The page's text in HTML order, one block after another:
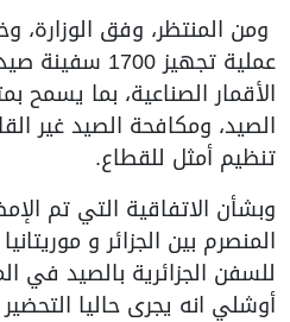
ومن المنتظر، وفق الوزارة،
عملية تجهيز
الأقمار الصناعية، بما يسمح
الصيد، ومكافحة الصيد غير
تنظيم أمثل للقطاع.
وبشأن الاتفاقية التي تم
المنصرم بين الجزائر و
للسفن الجزائرية بالصيد في
أوشلي انه يجرى حاليا